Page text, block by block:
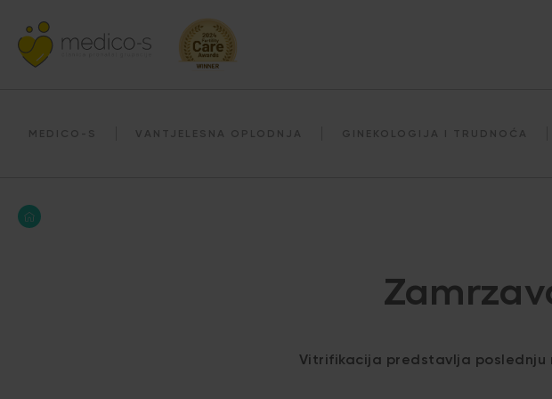
MEDICO-S VANTJELESNA OPLODNJA GINEKOLOGIJA I TRUDNOĆA
Vitrifikacija predstavlja poslednju